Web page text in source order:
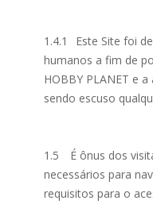
1.4.1
Este Site foi
humanos a fim de
HOBBY PLANET e
sendo escuso
1.5
É ônus dos
necessários para
requisitos para o